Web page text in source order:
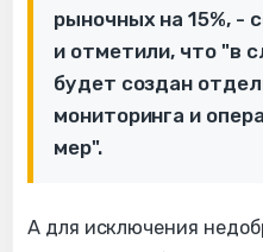
рыночных на 15%, -
и отметили, что "в
будет создан
мониторинга и
мер".
А для исключения